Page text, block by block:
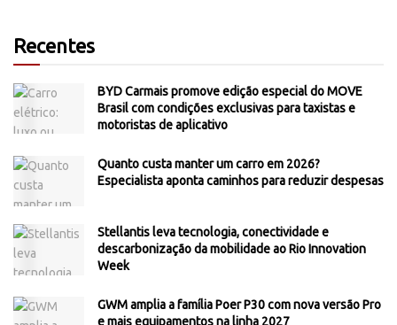
Recentes
BYD Carmais promove edição especial do MOVE
Brasil com condições exclusivas para taxistas e
motoristas de aplicativo
Quanto custa manter um carro em 2026?
Especialista aponta caminhos para reduzir despesas
Stellantis leva tecnologia, conectividade e
descarbonização da mobilidade ao Rio Innovation
Week
GWM amplia a família Poer P30 com nova versão Pro
e mais equipamentos na linha 2027